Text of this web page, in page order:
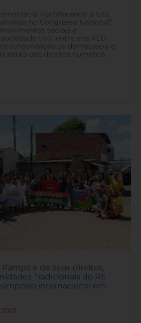
Fortalecendo a luta
no Congresso Nacional”
sociais e
civil, entre elas FLD-
consolidação da democracia e
pauta dos direitos humanos.
Pampa e de seus direitos,
Tradicionais do RS
internacional em